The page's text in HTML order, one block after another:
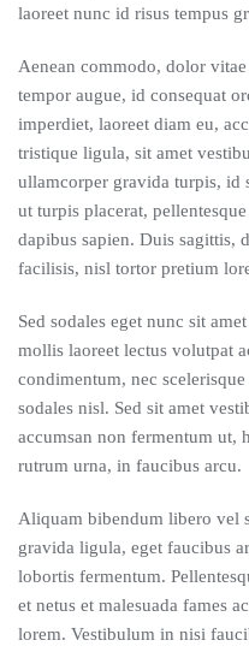
laoreet nunc id risus tempus
Aenean commodo, dolor
tempor augue, id consequat
imperdiet, laoreet diam eu,
tristique ligula, sit amet
ullamcorper gravida turpis, id
ut turpis placerat,
dapibus sapien. Duis sagittis,
facilisis, nisl tortor pretium
Sed sodales eget nunc sit
mollis laoreet lectus volutpat
condimentum, nec
sodales nisl. Sed sit amet
accumsan non fermentum ut,
rutrum urna, in faucibus arcu.
Aliquam bibendum libero vel
gravida ligula, eget faucibus
lobortis fermentum.
et netus et malesuada fames
lorem. Vestibulum in nisi